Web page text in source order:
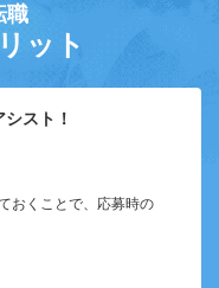
職
ット
スト！
おくことで、応募時の